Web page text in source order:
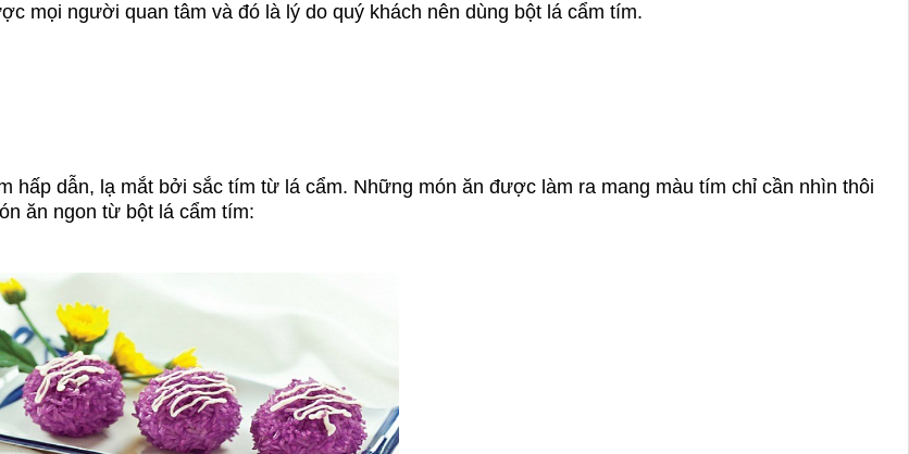
mọi người quan tâm và đó là lý do quý khách nên dùng bột lá cẩm tím.
hấp dẫn, lạ mắt bởi sắc tím từ lá cẩm. Những món ăn được làm ra mang màu tím chỉ cần nhìn thôi
ăn ngon từ bột lá cẩm tím: